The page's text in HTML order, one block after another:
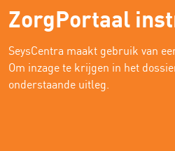
ZorgPortaal
SeysCentra maakt gebruik van
Om inzage te krijgen in het
onderstaande uitleg.